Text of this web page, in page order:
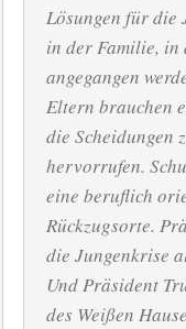
Lösungen für die
in der Familie, in
angegangen
Eltern brauchen
die Scheidungen
hervorrufen.
eine beruflich
Rückzugsorte.
die Jungenkrise
Und Präsident
des Weißen